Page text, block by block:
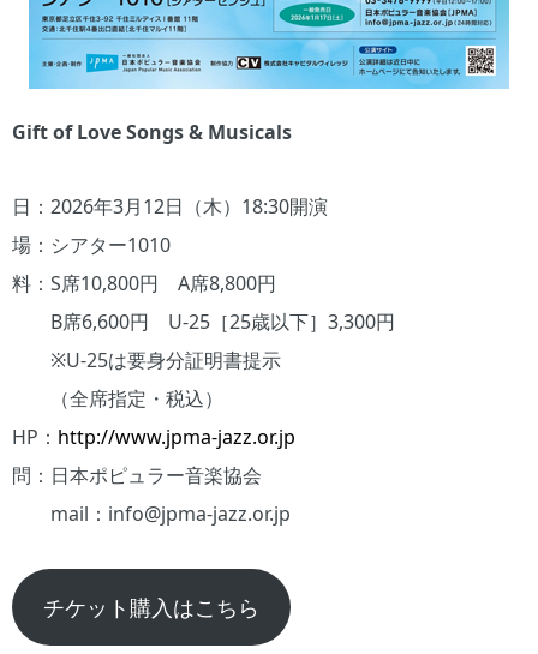
Gift of Love Songs & Musicals
日：2026年3月12日（木）18:30開演
場：シアター1010
料：S席10,800円 A席8,800円
B席6,600円 U-25［25歳以下］3,300円
※U-25は要身分証明書提示
（全席指定・税込）
HP： http://www.jpma-jazz.or.jp
問：日本ポピュラー音楽協会
mail：info@jpma-jazz.or.jp
チケット購入はこちら